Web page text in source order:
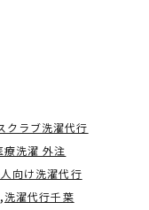
クラブ洗濯代行
療洗濯 外注
向け洗濯代行
洗濯代行千葉